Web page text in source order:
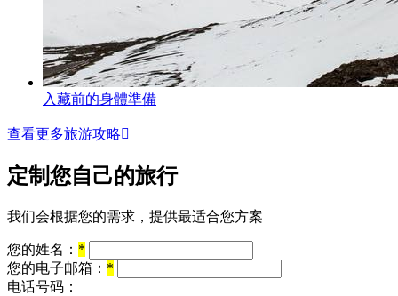
入藏前的身體準備
查看更多旅游攻略
定制您自己的旅行
我们会根据您的需求，提供最适合您方案
您的姓名： *
您的电子邮箱： *
电话号码：